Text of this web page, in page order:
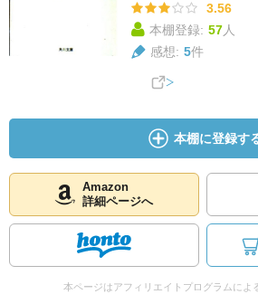
3.56
本棚登録: 57人
感想: 5件
本棚に登録す
Amazon
詳細ページへ
本ページはアフィリエイトプログラムによ